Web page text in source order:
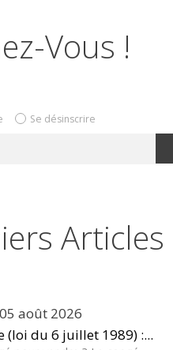
Vous !
Se désinscrire
Articles
05 août 2026
(loi du 6 juillet 1989) :...